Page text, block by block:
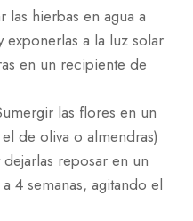
las hierbas en agua a
exponerlas a la luz solar
en un recipiente de
las flores en un
de oliva o almendras)
reposar en un
4 semanas, agitando el